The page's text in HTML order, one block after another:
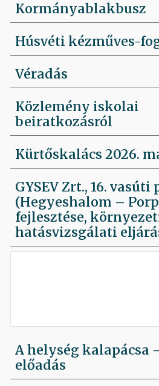
Kormányablakbusz
Húsvéti kézműves-
Véradás
Közlemény iskolai
beiratkozásról
Kürtőskalács 2026.
GYSEV Zrt., 16. vasúti
(Hegyeshalom –
fejlesztése,
hatásvizsgálati
A helység kalapácsa
előadás